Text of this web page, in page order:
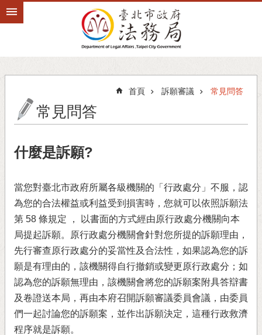
跳到主要內容區塊
首頁 訴願審議 常見問答
常見問答
什麼是訴願?
當您對臺北市政府所屬各級機關的「行政處分」不服，認
為您的合法權益或利益受到損害時，您就可以依照訴願法
第 58 條規定 ， 以書面的方式經由原行政處分機關向本
局提起訴願。原行政處分機關會針對您所提的訴願理由，
先行審查原行政處分的妥當性及合法性，如果認為您的訴
願是有理由的，該機關得自行撤銷或變更原行政處分；如
認為您的訴願無理由，該機關會將您的訴願案附具答辯書
及卷證送本局，再由本府召開訴願審議委員會議，由委員
們一起討論您的訴願案，並作出訴願決定，這種行政救濟
程序就是訴願。